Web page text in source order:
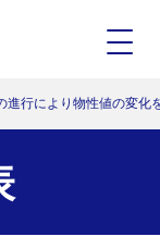
進行により物性値の変化